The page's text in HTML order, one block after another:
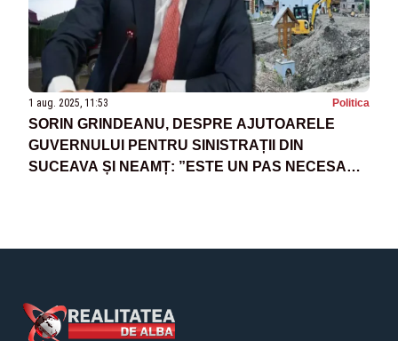
1 aug. 2025, 11:53 Politica
SORIN GRINDEANU, DESPRE AJUTOARELE
GUVERNULUI PENTRU SINISTRAȚII DIN
SUCEAVA ȘI NEAMȚ: ”ESTE UN PAS NECESAR,